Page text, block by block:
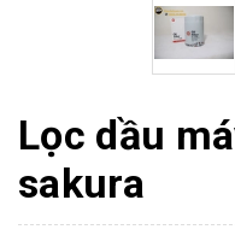
Lọc dầu
sakura